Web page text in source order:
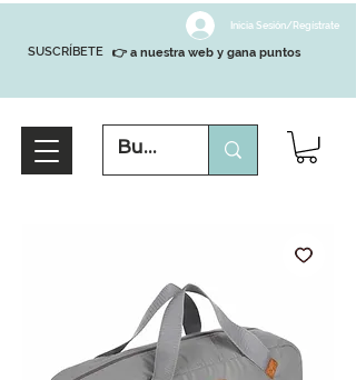
SUSCRÍBETE
Inicia Sesión/Regístrate
👉 a nuestra web y gana puntos